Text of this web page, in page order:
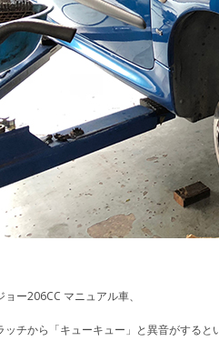
ョー206CC マニュアル車、
ッチから「キューキュー」と異音がすると